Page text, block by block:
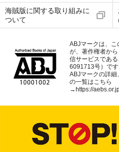
海賊版に関する取り組みに
ついて
ABJマークは、
が、著作権者か
信サービスであ
6091713号）です
ABJマークの詳
の一覧はこちら
→ https://